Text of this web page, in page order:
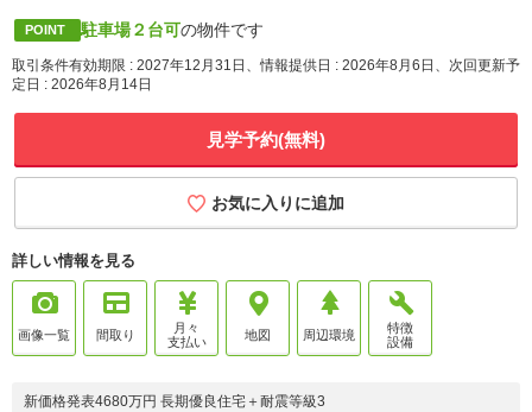
POINT 駐車場２台可の物件です
取引条件有効期限 : 2027年12月31日、情報提供日 : 2026年8月6日、次回更新予
定日 : 2026年8月14日
見学予約(無料)
お気に入りに追加
詳しい情報を見る
画像一覧 間取り
月々
支払い
地図 周辺環境
特徴
設備
新価格発表4680万円 長期優良住宅＋耐震等級3